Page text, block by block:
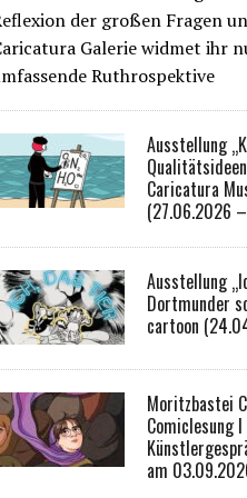
der großen Fragen
Galerie widmet ihr
Ruthrospektive
Ausstellung
Caricatura
(27.06.2026
Ausstellung
Dortmunder
cartoon
Moritzbastei
Comiclesung
am